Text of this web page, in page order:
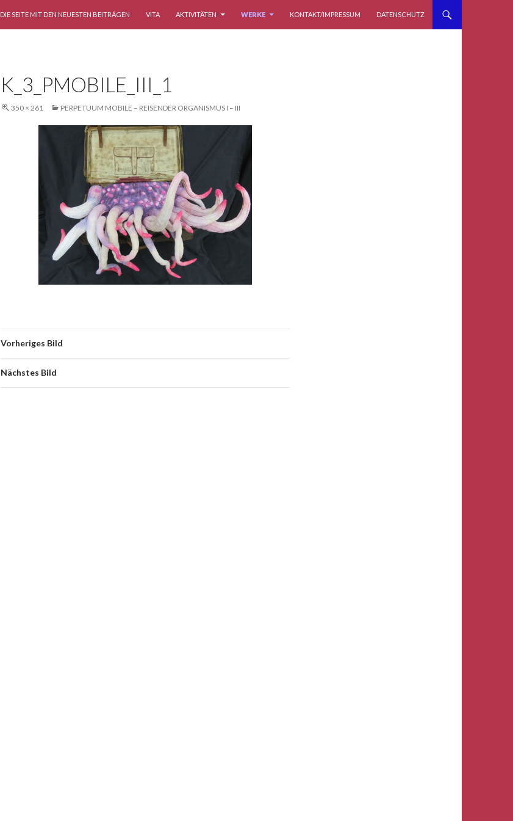
DIE SEITE MIT DEN NEUESTEN BEITRÄGEN VITA AKTIVITÄTEN WERKE KONTAKT/IMPRESSUM DATENSCHUTZ
K_3_PMOBILE_III_1
350 × 261 PERPETUUM MOBILE – REISENDER ORGANISMUS I – III
Vorheriges Bild
Nächstes Bild